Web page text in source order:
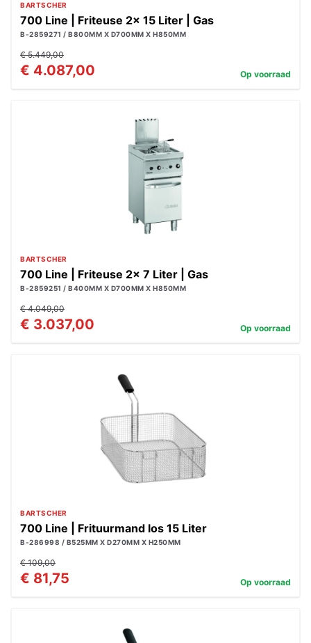
BARTSCHER
700 Line | Friteuse 2x 15 Liter | Gas
B-2859271 / B800MM X D700MM X H850MM
€ 5.449,00
€ 4.087,00 Op voorraad
BARTSCHER
700 Line | Friteuse 2x 7 Liter | Gas
B-2859251 / B400MM X D700MM X H850MM
€ 4.049,00
€ 3.037,00 Op voorraad
BARTSCHER
700 Line | Frituurmand los 15 Liter
B-286998 / B525MM X D270MM X H250MM
€ 109,00
€ 81,75 Op voorraad